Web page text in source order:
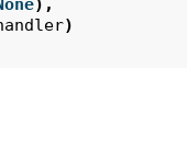
),
)